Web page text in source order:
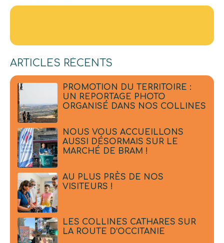
ARTICLES RÉCENTS
PROMOTION DU TERRITOIRE :
UN REPORTAGE PHOTO
ORGANISÉ DANS NOS COLLINES
NOUS VOUS ACCUEILLONS
AUSSI DÉSORMAIS SUR LE
MARCHÉ DE BRAM !
AU PLUS PRÈS DE NOS
VISITEURS !
LES COLLINES CATHARES SUR
LA ROUTE D’OCCITANIE